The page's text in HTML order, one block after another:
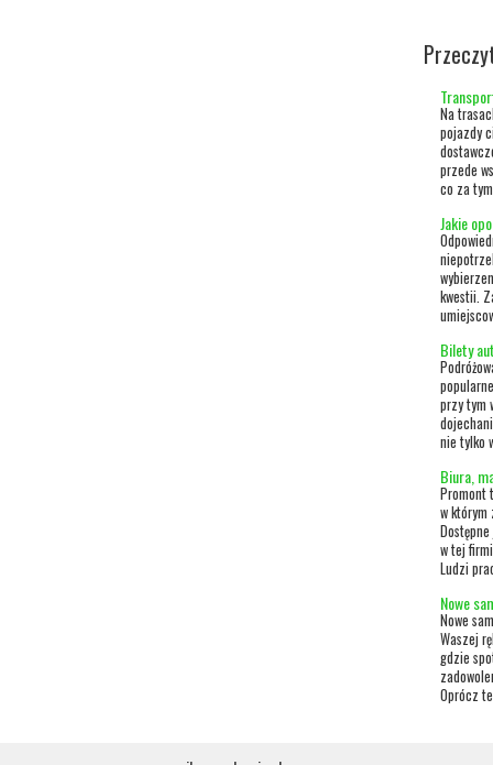
Na
pojazdy
przede
co za
Jakie
kwestii.
Bilety
przy tym
nie tylko
Biura,
Promont
w
w tej
Ludzi
Nowe
Nowe
Waszej
gdzie
Oprócz